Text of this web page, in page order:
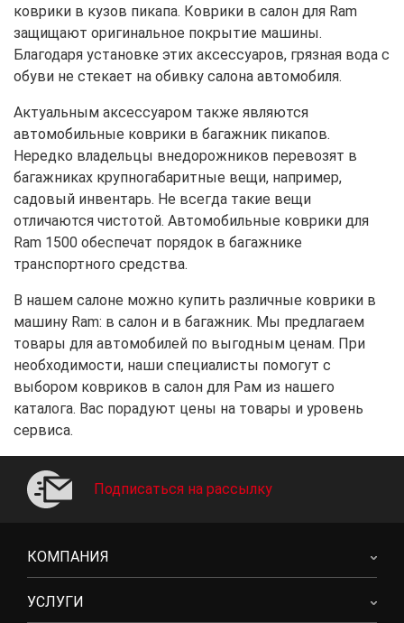
коврики в кузов пикапа. Коврики в салон для Ram
защищают оригинальное покрытие машины.
Благодаря установке этих аксессуаров, грязная вода с
обуви не стекает на обивку салона автомобиля.
Актуальным аксессуаром также являются
автомобильные коврики в багажник пикапов.
Нередко владельцы внедорожников перевозят в
багажниках крупногабаритные вещи, например,
садовый инвентарь. Не всегда такие вещи
отличаются чистотой. Автомобильные коврики для
Ram 1500 обеспечат порядок в багажнике
транспортного средства.
В нашем салоне можно купить различные коврики в
машину Ram: в салон и в багажник. Мы предлагаем
товары для автомобилей по выгодным ценам. При
необходимости, наши специалисты помогут с
выбором ковриков в салон для Рам из нашего
каталога. Вас порадуют цены на товары и уровень
сервиса.
Подписаться на рассылку
КОМПАНИЯ
УСЛУГИ